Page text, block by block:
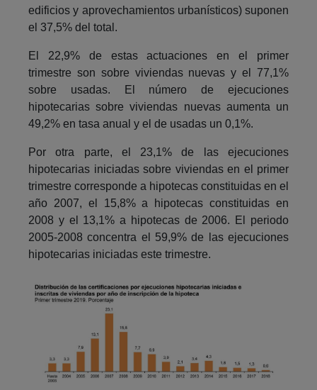
edificios y aprovechamientos urbanísticos) suponen
el 37,5% del total.
El 22,9% de estas actuaciones en el primer
trimestre son sobre viviendas nuevas y el 77,1%
sobre usadas. El número de ejecuciones
hipotecarias sobre viviendas nuevas aumenta un
49,2% en tasa anual y el de usadas un 0,1%.
Por otra parte, el 23,1% de las ejecuciones
hipotecarias iniciadas sobre viviendas en el primer
trimestre corresponde a hipotecas constituidas en el
año 2007, el 15,8% a hipotecas constituidas en
2008 y el 13,1% a hipotecas de 2006. El periodo
2005-2008 concentra el 59,9% de las ejecuciones
hipotecarias iniciadas este trimestre.